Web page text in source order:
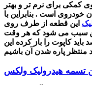
کمکی برای نرم تر و بهتر
است . بنابراین با
این قطعه از طرف روی
سبب می شود که هر وقت
کاپوت را باز کرده این